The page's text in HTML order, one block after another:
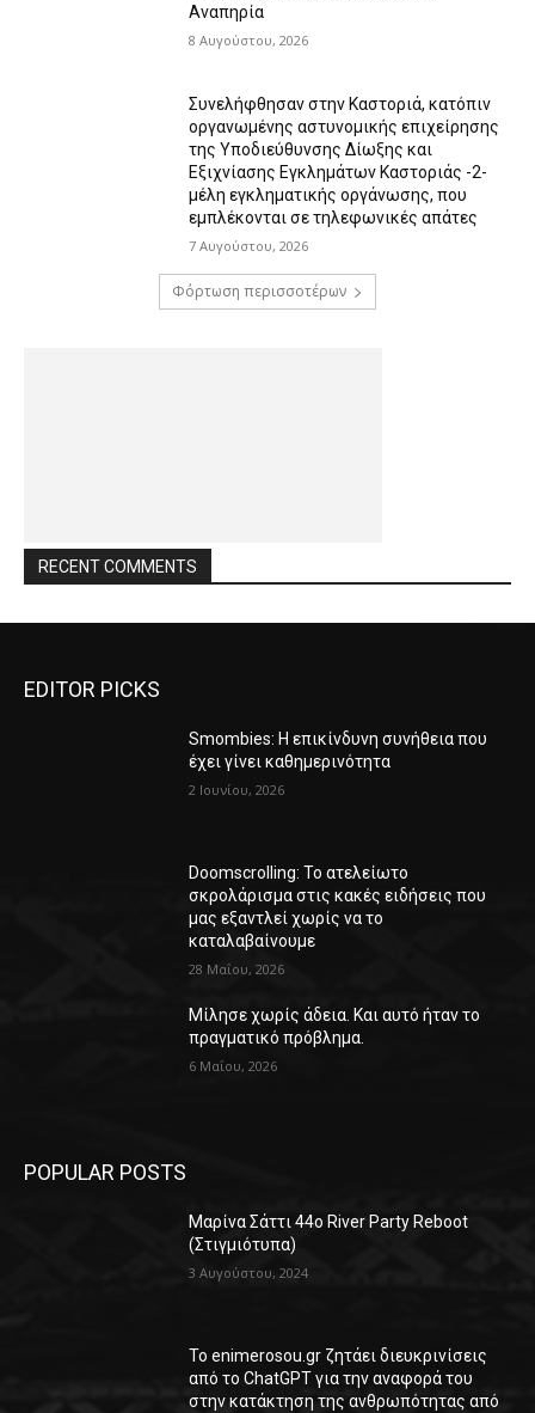
Αναπηρία
8 Αυγούστου, 2026
Συνελήφθησαν στην Καστοριά, κατόπιν
οργανωμένης αστυνομικής επιχείρησης
της Υποδιεύθυνσης Δίωξης και
Εξιχνίασης Εγκλημάτων Καστοριάς -2-
μέλη εγκληματικής οργάνωσης, που
εμπλέκονται σε τηλεφωνικές απάτες
7 Αυγούστου, 2026
Φόρτωση περισσοτέρων
RECENT COMMENTS
EDITOR PICKS
Smombies: Η επικίνδυνη συνήθεια που
έχει γίνει καθημερινότητα
2 Ιουνίου, 2026
Doomscrolling: Το ατελείωτο
σκρολάρισμα στις κακές ειδήσεις που
μας εξαντλεί χωρίς να το
καταλαβαίνουμε
28 Μαΐου, 2026
Μίλησε χωρίς άδεια. Και αυτό ήταν το
πραγματικό πρόβλημα.
6 Μαΐου, 2026
POPULAR POSTS
Μαρίνα Σάττι 44o River Party Reboot
(Στιγμιότυπα)
3 Αυγούστου, 2024
Το enimerosou.gr ζητάει διευκρινίσεις
από το ChatGPT για την αναφορά του
στην κατάκτηση της ανθρωπότητας από